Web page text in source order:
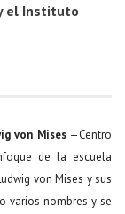
el Instituto
von Mises—Centro
de la escuela
von Mises y sus
varios nombres y se